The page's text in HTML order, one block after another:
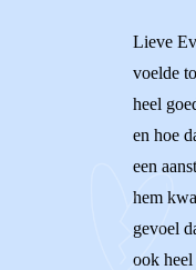
Lieve
voelde
heel
en hoe
een
hem
gevoel
ook